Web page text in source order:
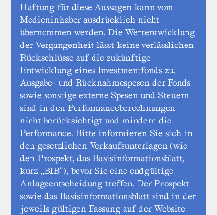
Haftung für diese Aussagen kann vom
Medieninhaber ausdrücklich nicht
übernommen werden. Die Wertentwicklung
der Vergangenheit lässt keine verlässlichen
Rückschlüsse auf die zukünftige
Entwicklung eines Investmentfonds zu.
Ausgabe- und Rücknahmespesen der Fonds
sowie sonstige externe Spesen und Steuern
sind in den Performanceberechnungen
nicht berücksichtigt und mindern die
Performance. Bitte informieren Sie sich in
den gesetzlichen Verkaufsunterlagen (wie
den Prospekt, das Basisinformationsblatt,
kurz „BIB“), bevor Sie eine endgültige
Anlageentscheidung treffen. Der Prospekt
sowie das Basisinformationsblatt sind in der
jeweils gültigen Fassung auf der Website